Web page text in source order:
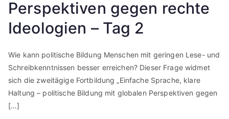
Perspektiven gegen rechte
Ideologien – Tag 2
Wie kann politische Bildung Menschen mit geringen Lese- und
Schreibkenntnissen besser erreichen? Dieser Frage widmet
sich die zweitägige Fortbildung „Einfache Sprache, klare
Haltung – politische Bildung mit globalen Perspektiven gegen
[…]